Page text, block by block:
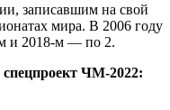
записавшим на свой
мира. В 2006 году
м и 2018-м — по 2.
спецпроект ЧМ-2022: